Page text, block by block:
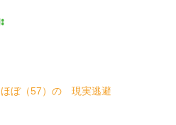
ほぼ（57）の 現実逃避